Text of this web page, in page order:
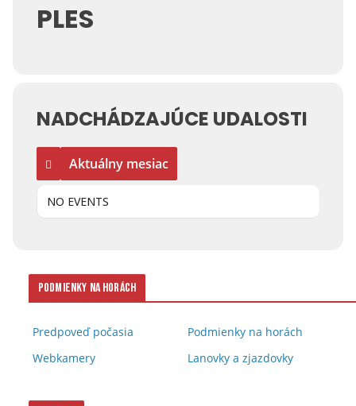
PLES
NADCHÁDZAJÚCE UDALOSTI
Aktuálny mesiac
NO EVENTS
Podmienky na horách
Predpoveď počasia
Webkamery
Podmienky na horách
Lanovky a zjazdovky